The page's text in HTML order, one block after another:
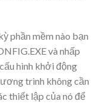
phần mềm nào bạn
và nhấp
hình khởi động
trình không cần
thiết lập của nó để